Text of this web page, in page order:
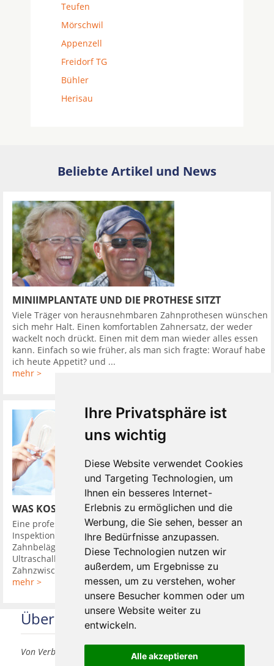
Ihre Privatsphäre ist
uns wichtig
Diese Website verwendet Cookies
und Targeting Technologien, um
Ihnen ein besseres Internet-
Erlebnis zu ermöglichen und die
Werbung, die Sie sehen, besser an
Ihre Bedürfnisse anzupassen.
Diese Technologien nutzen wir
außerdem, um Ergebnisse zu
messen, um zu verstehen, woher
unsere Besucher kommen oder um
unsere Website weiter zu
entwickeln.
Alle akzeptieren
Teufen
Mörschwil
Appenzell
Freidorf TG
Bühler
Herisau
Beliebte Artikel und News
MINIIMPLANTATE UND DIE PROTHESE SITZT
Viele Träger von herausnehmbaren Zahnprothesen wünschen
sich mehr Halt. Einen komfortablen Zahnersatz, der weder
wackelt noch drückt. Einen mit dem man wieder alles essen
kann. Einfach so wie früher, als man sich fragte: Worauf habe
ich heute Appetit? und ...
mehr >
WAS KOSTET EINE PROFESSIONELLE ZAHNREINIGUNG
Eine professionelle Zahnreinigung ist eine Reinigung plus eine
Inspektion der Zähne. Dabei werden harte und weiche
Zahnbelägen ( Plaque ) entfernt. Benutzt werden
Ultraschallgeräte und Scaler und Küretten. Auch die
Zahnzwischenräume und ...
mehr >
Über uns
Von Verbrauchern für Verbraucher